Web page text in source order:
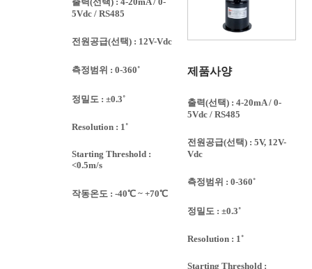
5Vdc / RS485
전원공급(선택) : 12V-Vdc
측정범위 : 0-360˚
정밀도 : ±0.3˚
Resolution : 1˚
Starting Threshold :
<0.5m/s
작동온도 : -40℃ ~ +70℃
제품사양
출력(선택) : 4-20mA / 0-
5Vdc / RS485
전원공급(선택) : 5V, 12V-
Vdc
측정범위 : 0-360˚
정밀도 : ±0.3˚
Resolution : 1˚
Starting Threshold :